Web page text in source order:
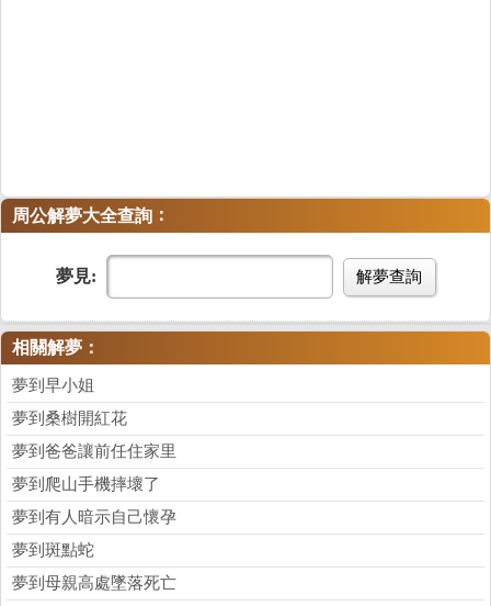
周公解夢大全查詢 ：
夢見: 解夢查詢
相關解夢：
夢到早小姐
夢到桑樹開紅花
夢到爸爸讓前任住家里
夢到爬山手機摔壞了
夢到有人暗示自己懷孕
夢到斑點蛇
夢到母親高處墜落死亡